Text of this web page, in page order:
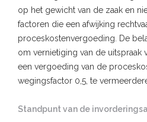
op het gewicht van de zaak en
factoren die een afwijking
proceskostenvergoeding. De
om vernietiging van de uitspraak
een vergoeding van de
wegingsfactor 0,5, te
Standpunt van de